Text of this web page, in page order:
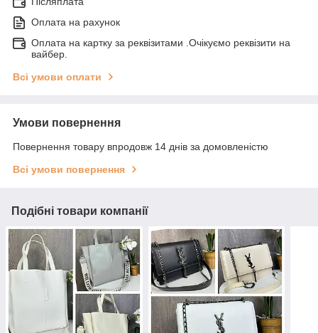
Оплата на рахунок
Оплата на картку за реквізитами .Очікуємо реквізити на
вайбер.
Всі умови оплати
Умови повернення
Повернення товару впродовж 14 днів за домовленістю
Всі умови повернення
Подібні товари компанії